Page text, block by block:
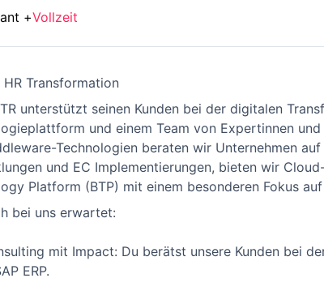
+Vollzeit
Transformation
unterstützt seinen Kunden bei der digitalen
und einem Team von Expertinnen
Technologien beraten wir Unternehmen
und EC Implementierungen, bieten wir
Platform (BTP) mit einem besonderen Fokus
bei uns erwartet:
mit Impact: Du berätst unsere Kunden bei
ERP.